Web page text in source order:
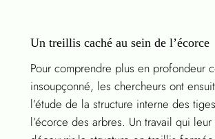
Un treillis caché au sein de l’écorce
Pour comprendre plus en profondeur
insoupçonné, les chercheurs ont
l’étude de la structure interne des
l’écorce des arbres. Un travail qui